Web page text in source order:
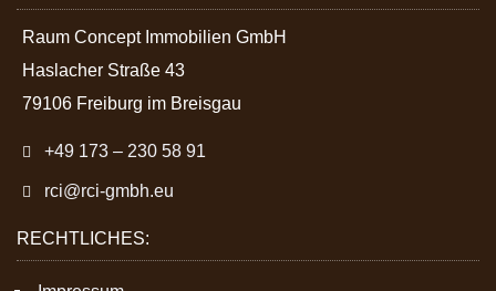
Raum Concept Immobilien GmbH
Haslacher Straße 43
79106 Freiburg im Breisgau
+49 173 – 230 58 91
rci@rci-gmbh.eu
RECHTLICHES: